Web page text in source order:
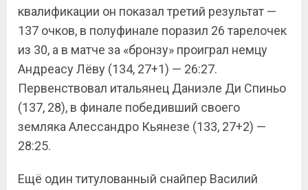
квалификации он показал третий результат —
137 очков, в полуфинале поразил 26 тарелочек
из 30, а в матче за «бронзу» проиграл немцу
Андреасу Лёву (134, 27+1) — 26:27.
Первенствовал итальянец Даниэле Ди Спиньо
(137, 28), в финале победивший своего
земляка Алессандро Кьянезе (133, 27+2) —
28:25.
Ещё один титулованный снайпер Василий